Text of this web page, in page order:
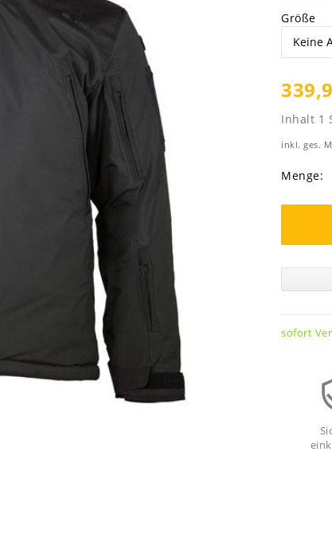
Größe
Inhalt 1
inkl. ges.
Menge:
sofort